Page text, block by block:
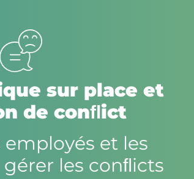
sur place et
de conﬂict
employés et les
les conﬂicts